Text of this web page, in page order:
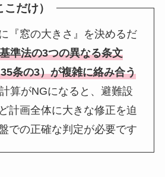
だけ）
『窓の大きさ』を決めるだ
準法の3つの異なる条文
条の3）が複雑に絡み合う
算がNGになると、避難設
計画全体に大きな修正を迫
での正確な判定が必要です